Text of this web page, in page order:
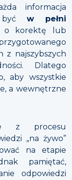
informacja
być w pełni
o korektę lub
z najszybszych
Dlatego
aby wszystkie
a wewnętrzne
z procesu
„na żywo”
na etapie
pamiętać,
odpowiedzi